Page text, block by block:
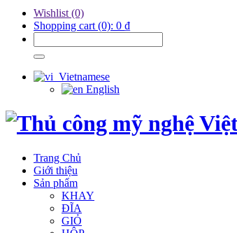
Wishlist (0)
Shopping cart (0): 0 ₫
Vietnamese
English
Trang Chủ
Giới thiệu
Sản phẩm
KHAY
ĐĨA
GIỎ